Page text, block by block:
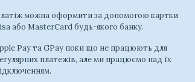
можна оформити за допомогою картки
або MasterCard будь-якого банку.
Pay та GPay поки що не працюють для
платежів, але ми працюємо над їх